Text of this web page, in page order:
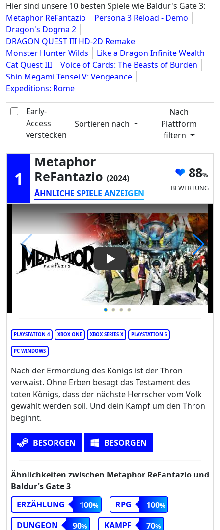
Hier sind unsere 10 besten Spiele wie Baldur's Gate 3:
Metaphor ReFantazio
Persona 3 Reload - Demo
Dragon's Dogma 2
DRAGON QUEST III HD-2D Remake
Monster Hunter Wilds
Like a Dragon Infinite Wealth
Cat Quest III
Voice of Cards: The Beasts of Burden
Shin Megami Tensei V: Vengeance
Expeditions: Rome
Early-
Access
verstecken
Sortieren nach
Nach
Plattform
filtern
1
Metaphor
ReFantazio (2024)
ÄHNLICHE SPIELE ANZEIGEN
88
BEWERTUNG
Play Video: Metaphor
PLAYSTATION 4 XBOX ONE XBOX SERIES X PLAYSTATION 5
PC WINDOWS
Nach der Ermordung des Königs ist der Thron
verwaist. Ohne Erben besagt das Testament des
toten Königs, dass der nächste Herrscher vom Volk
gewählt werden soll. Und dein Kampf um den Thron
beginnt.
BESORGEN BESORGEN
Ähnlichkeiten zwischen Metaphor ReFantazio und
Baldur's Gate 3
ERZÄHLUNG
100 RPG
100
DUNGEON
90 KAMPF
70